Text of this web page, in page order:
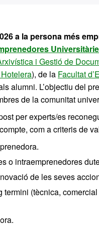
a la persona més
i Gestió de
), de la Facultat
alumni. L’objectiu del
de la comunitat
per experts/es
com a criteris de
o intraemprenedores
de les seves
termini (tècnica,